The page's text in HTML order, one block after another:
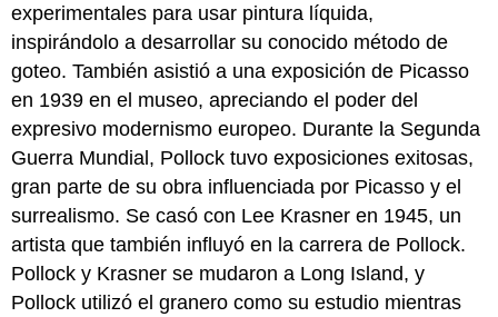
experimentales para usar pintura líquida,
inspirándolo a desarrollar su conocido método de
goteo. También asistió a una exposición de Picasso
en 1939 en el museo, apreciando el poder del
expresivo modernismo europeo. Durante la Segunda
Guerra Mundial, Pollock tuvo exposiciones exitosas,
gran parte de su obra influenciada por Picasso y el
surrealismo. Se casó con Lee Krasner en 1945, un
artista que también influyó en la carrera de Pollock.
Pollock y Krasner se mudaron a Long Island, y
Pollock utilizó el granero como su estudio mientras